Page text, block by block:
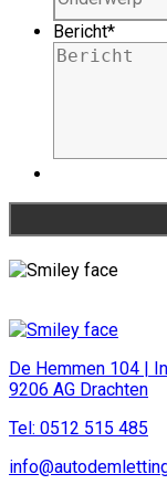
Bericht*
De Hemmen 104 |
9206 AG Drachten
Tel: 0512 515 485